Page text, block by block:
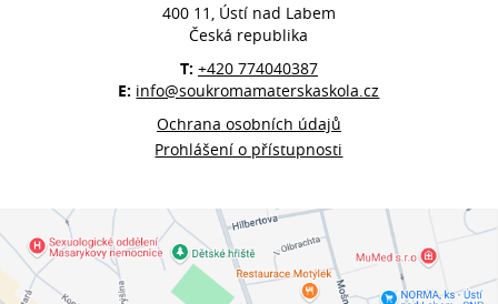
400 11, Ústí nad Labem
Česká republika
T: +420 774040387
E: info@soukromamaterskaskola.cz
Ochrana osobních údajů
Prohlášení o přístupnosti